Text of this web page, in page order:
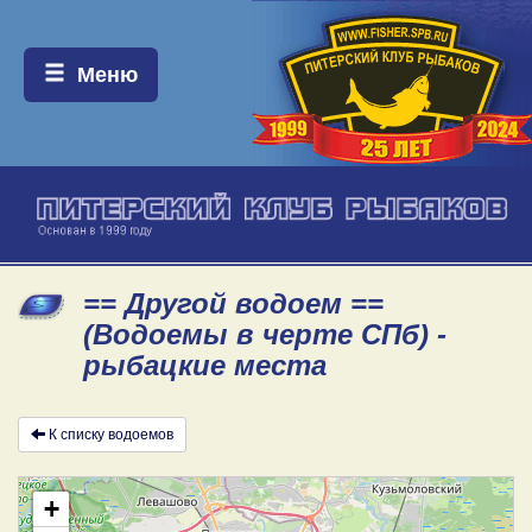
Меню:
Меню
== Другой водоем ==
(Водоемы в черте СПб) -
рыбацкие места
К списку водоемов
+